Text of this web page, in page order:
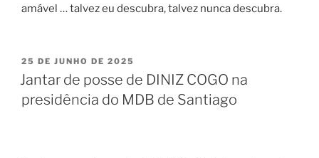
amável … talvez eu descubra, talvez nunca descubra.
PUBLICADO
EM
25 DE JUNHO DE 2025
Jantar de posse de DINIZ COGO na
presidência do MDB de Santiago